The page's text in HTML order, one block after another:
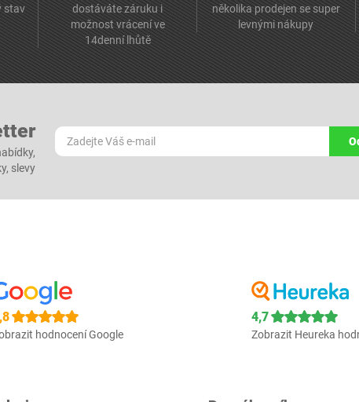
stav
dostáváte záruku i
možnost vrácení ve
14denní lhůtě
několika prodejen se super
levnými nákupy
slevy
hodnocení Google
4,7
Zobrazit Heureka